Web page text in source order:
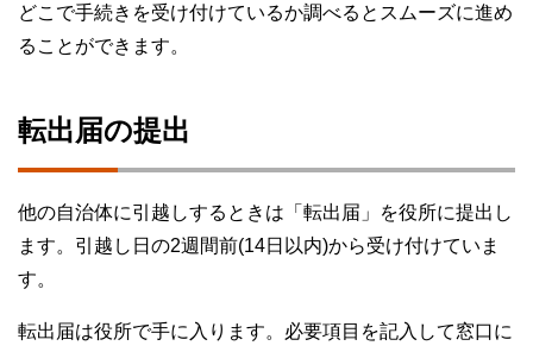
どこで手続きを受け付けているか調べるとスムーズに進め
ることができます。
転出届の提出
他の自治体に引越しするときは「転出届」を役所に提出し
ます。引越し日の2週間前(14日以内)から受け付けていま
す。
転出届は役所で手に入ります。必要項目を記入して窓口に